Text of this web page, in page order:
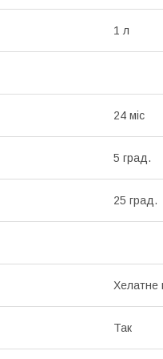
1 л
24 міс
5 град.
25 град.
Хелатне
Так